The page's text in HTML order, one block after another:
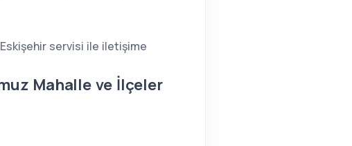
servisi ile iletişime
Mahalle ve İlçeler